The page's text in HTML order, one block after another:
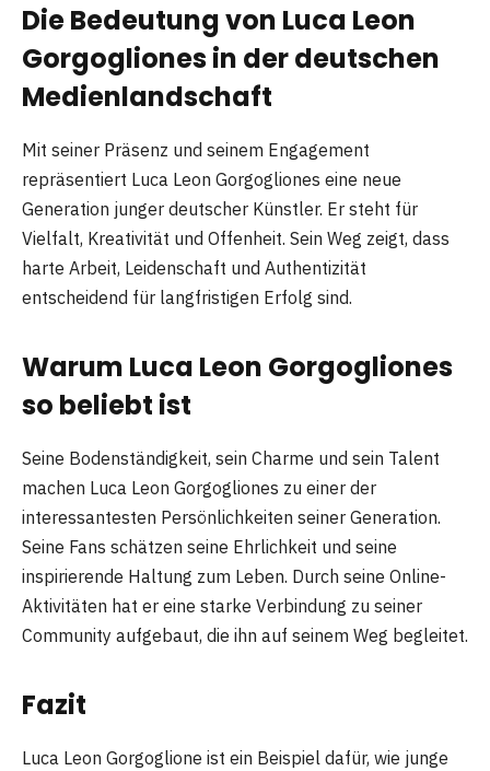
Die Bedeutung von Luca Leon
Gorgogliones in der deutschen
Medienlandschaft
Mit seiner Präsenz und seinem Engagement
repräsentiert Luca Leon Gorgogliones eine neue
Generation junger deutscher Künstler. Er steht für
Vielfalt, Kreativität und Offenheit. Sein Weg zeigt, dass
harte Arbeit, Leidenschaft und Authentizität
entscheidend für langfristigen Erfolg sind.
Warum Luca Leon Gorgogliones
so beliebt ist
Seine Bodenständigkeit, sein Charme und sein Talent
machen Luca Leon Gorgogliones zu einer der
interessantesten Persönlichkeiten seiner Generation.
Seine Fans schätzen seine Ehrlichkeit und seine
inspirierende Haltung zum Leben. Durch seine Online-
Aktivitäten hat er eine starke Verbindung zu seiner
Community aufgebaut, die ihn auf seinem Weg begleitet.
Fazit
Luca Leon Gorgoglione ist ein Beispiel dafür, wie junge